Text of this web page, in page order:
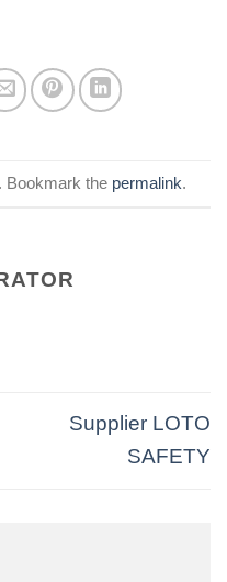
. Bookmark the permalink.
Supplier LOTO
SAFETY